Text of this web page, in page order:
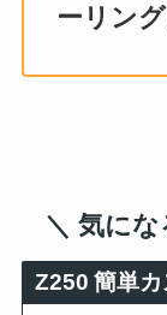
ーリン
＼ 気に
Z250 簡単